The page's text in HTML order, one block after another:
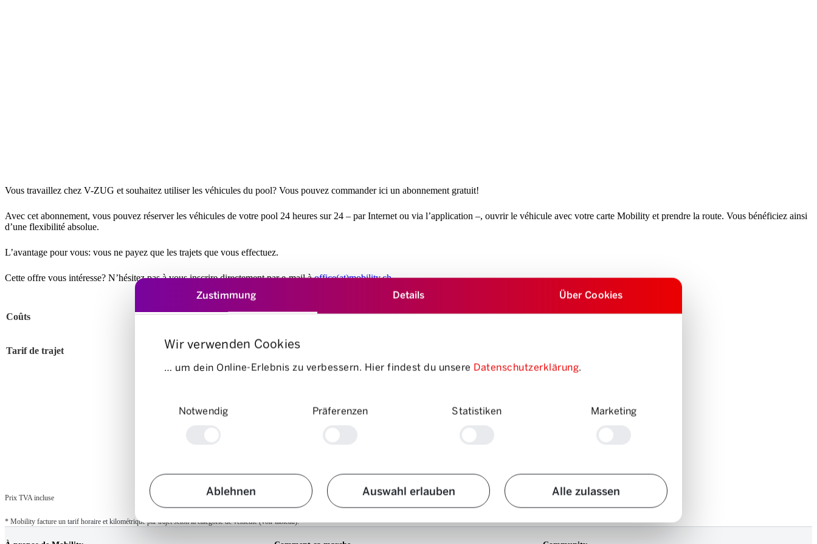
Zustimmung Details Über Cookies
Wir verwenden Cookies
… um dein Online-Erlebnis zu verbessern. Hier findest du unsere Datenschutzerklärung.
Notwendig
Präferenzen Statistiken Marketing
Ablehnen Auswahl erlauben Alle zulassen
Vous travaillez chez V-ZUG et souhaitez utiliser les véhicules du pool? Vous pouvez commander ici un abonnement gratuit!
Avec cet abonnement, vous pouvez réserver les véhicules de votre pool 24 heures sur 24 – par Internet ou via l’application –, ouvrir le véhicule avec votre carte Mobility et prendre la route. Vous bénéficiez ainsi
d’une flexibilité absolue.
L’avantage pour vous: vous ne payez que les trajets que vous effectuez.
Cette offre vous intéresse? N’hésitez pas à vous inscrire directement par e-mail àoffice(at)mobility.ch.
Coûts CHF 0
Tarif de trajet
16h00 – 21h00: CHF 2.00/h
Prix TVA incluse
* Mobility facture un tarif horaire et kilométriquepar trajet selon la catégorie de véhicule (voir tableau).